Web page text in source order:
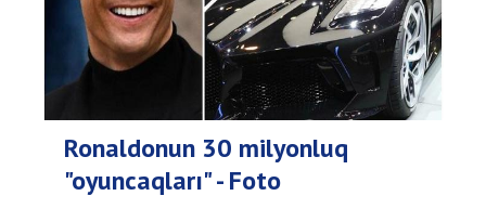
Ronaldonun 30 milyonluq
"oyuncaqları" - Foto